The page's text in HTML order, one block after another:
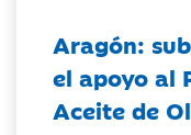
Aragón:
el apoyo al
Aceite de